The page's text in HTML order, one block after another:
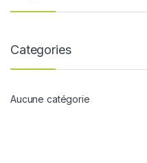
Categories
Aucune catégorie